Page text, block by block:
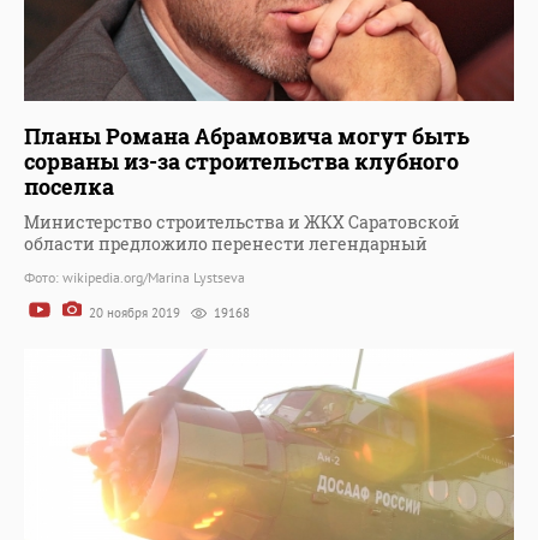
Планы Романа Абрамовича могут быть
сорваны из-за строительства клубного
поселка
Министерство строительства и ЖКХ Саратовской
области предложило перенести легендарный
Фото: wikipedia.org/Marina Lystseva
20 ноября 2019 19168